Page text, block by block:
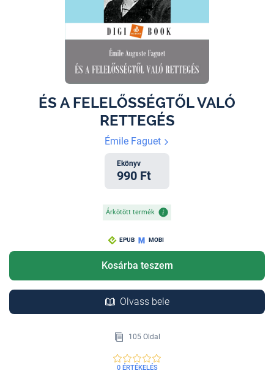
ÉS A FELELŐSSÉGTŐL VALÓ
RETTEGÉS
Émile Faguet
Ekönyv
990 Ft
Árkötött termék
EPUB MOBI
Kosárba teszem
Olvass bele
105 Oldal
0 ÉRTÉKELÉS